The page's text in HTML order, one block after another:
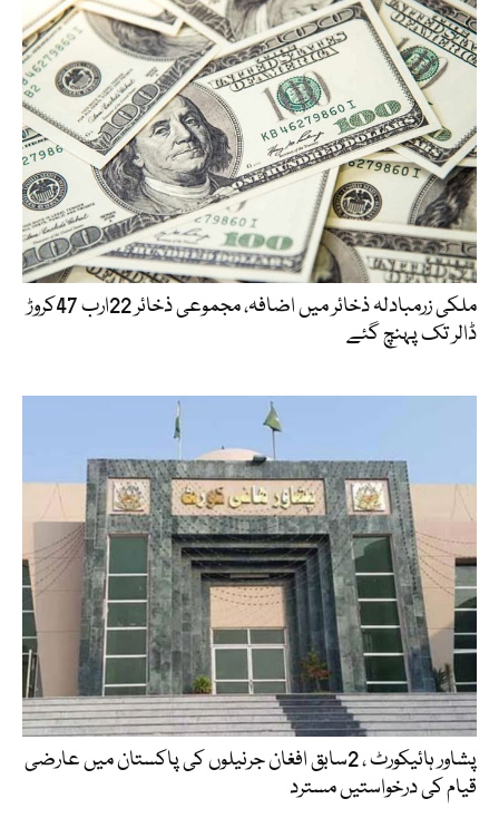
ملکی زرمبادلہ ذخائر میں اضافہ، مجموعی ذخائر 22ارب 47کروڑ
ڈالر تک پہنچ گئے
پشاور ہائیکورٹ ، 2سابق افغان جرنیلوں کی پاکستان میں عارضی
قیام کی درخواستیں مسترد